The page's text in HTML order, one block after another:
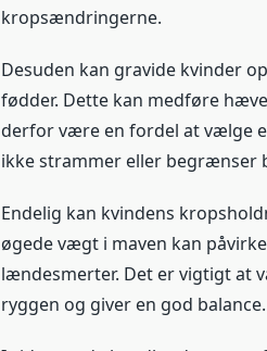
kropsændringerne.
Desuden kan gravide kvinder
fødder. Dette kan medføre
derfor være en fordel at vælge
ikke strammer eller begrænser
Endelig kan kvindens
øgede vægt i maven kan
lændesmerter. Det er vigtigt at
ryggen og giver en god balance.